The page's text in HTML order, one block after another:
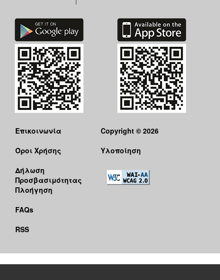
Επικοινωνία
Όροι Χρήσης
Δήλωση
Προσβασιμότητας
Πλοήγηση
FAQs
RSS
Copyright © 2026
Υλοποίηση